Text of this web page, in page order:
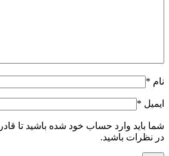
نام *
ایمیل *
شما باید وارد حساب خود شده باشید تا
در نظرات باشید.